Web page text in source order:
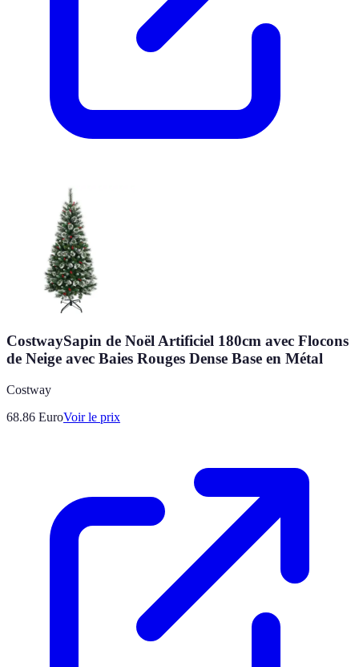
CostwaySapin de Noël Artificiel 180cm avec Flocons
de Neige avec Baies Rouges Dense Base en Métal
Costway
68.86 EuroVoir le prix